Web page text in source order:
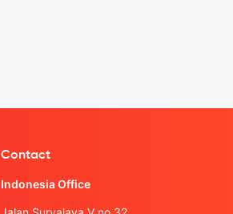
Contact
Indonesia Office